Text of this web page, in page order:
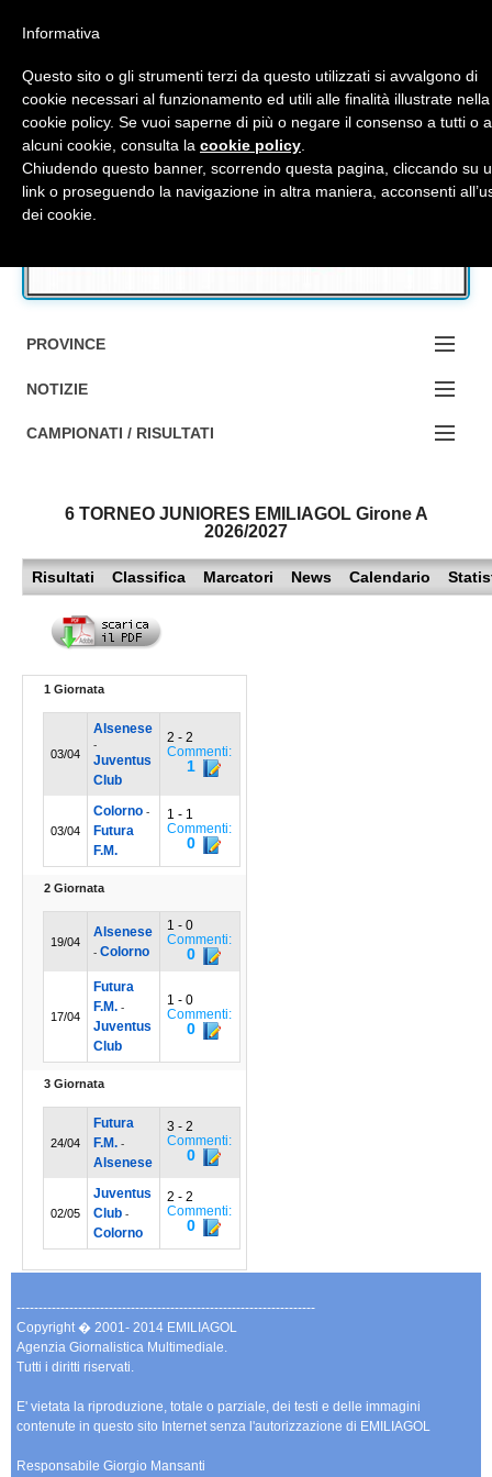
Accedi / Registrati
Contattaci
PROVINCE
EDIZIONE:
BOLOGNA
MODENA
PARMA
REGGIO EMILIA
NOTIZIE
NOTIZIE:
SERIE D
ECCELLENZA
PROMOZIONE
PRIMA
SECONDA
JUNIORES
CAMPIONATI / RISULTATI
REGIONALI
6 TORNEO JUNIORES EMILIAGOL Girone A
2026/2027
Risultati Classifica Marcatori News Calendario
1 Giornata
03/04
Alsenese
-
Juventus
Club
2 - 2
Commenti:
1
03/04
Colorno-
Futura
F.M.
1 - 1
Commenti:
0
2 Giornata
19/04
Alsenese
- Colorno
1 - 0
Commenti:
0
17/04
Futura
F.M.-
Juventus
Club
1 - 0
Commenti:
0
3 Giornata
24/04
Futura
F.M.-
Alsenese
3 - 2
Commenti:
0
02/05
Juventus
Club-
Colorno
2 - 2
Commenti:
0
--------------------------------------------------------------------
Copyright � 2001- 2014 EMILIAGOL
Agenzia Giornalistica Multimediale.
Tutti i diritti riservati.
E' vietata la riproduzione, totale o parziale, dei testi e delle immagini
contenute in questo sito Internet senza l'autorizzazione di EMILIAGOL
Responsabile Giorgio Mansanti
Informativa
Questo sito o gli strumenti terzi da questo utilizzati si avvalgono di
cookie necessari al funzionamento ed utili alle finalità illustrate nella
cookie policy. Se vuoi saperne di più o negare il consenso a tutti o
alcuni cookie, consulta la cookie policy
Chiudendo questo banner, scorrendo questa pagina, cliccando su
link o proseguendo la navigazione in altra maniera, acconsenti
dei cookie.